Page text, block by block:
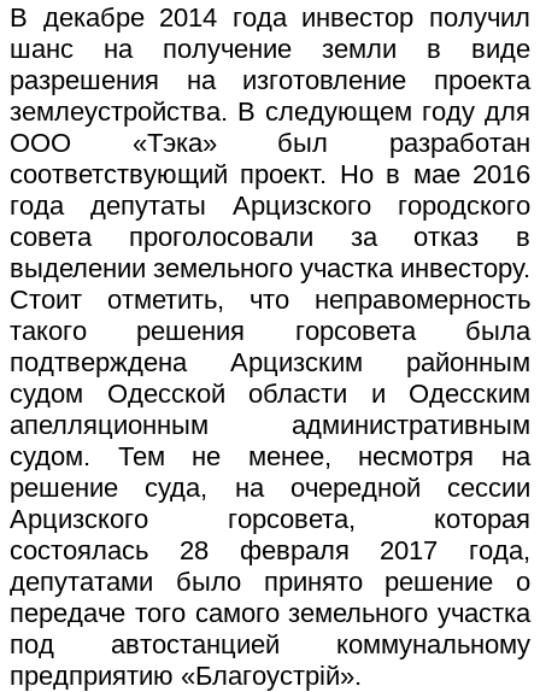
В декабре 2014 года инвестор получил
шанс на получение земли в виде
разрешения на изготовление проекта
землеустройства. В следующем году для
ООО «Тэка» был разработан
соответствующий проект. Но в мае 2016
года депутаты Арцизского городского
совета проголосовали за отказ в
выделении земельного участка инвестору.
Стоит отметить, что неправомерность
такого решения горсовета была
подтверждена Арцизским районным
судом Одесской области и Одесским
апелляционным административным
судом. Тем не менее, несмотря на
решение суда, на очередной сессии
Арцизского горсовета, которая
состоялась 28 февраля 2017 года,
депутатами было принято решение о
передаче того самого земельного участка
под автостанцией коммунальному
предприятию «Благоустрій».